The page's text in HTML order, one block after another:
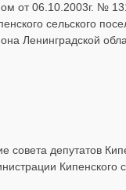
от 06.10.2003г. №
сельского
Ленинградской
совета депутатов
Кипенского